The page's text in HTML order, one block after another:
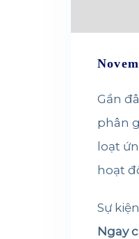
Gần
phân
loạt
hoạt
Sự
Ngay